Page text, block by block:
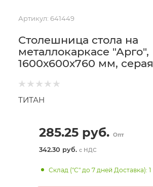
Артикул: 641449
Столешница стола на
металлокаркасе "Арго",
1600х600х760 мм, серая
ТИТАН
285.25руб. Опт
342.30 руб. с НДС
Склад ("С" до 7 дней Доставка): 1